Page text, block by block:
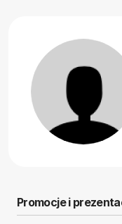
Promocje i